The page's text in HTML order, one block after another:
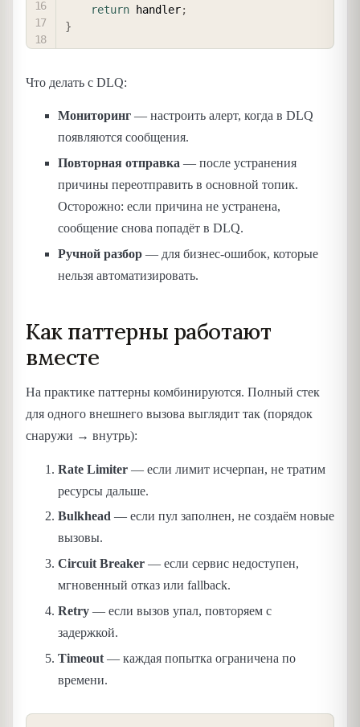
return handler;
}
Что делать с DLQ:
Мониторинг — настроить алерт, когда в DLQ
появляются сообщения.
Повторная отправка — после устранения
причины переотправить в основной топик.
Осторожно: если причина не устранена,
сообщение снова попадёт в DLQ.
Ручной разбор — для бизнес-ошибок, которые
нельзя автоматизировать.
Как паттерны работают
вместе
На практике паттерны комбинируются. Полный стек
для одного внешнего вызова выглядит так (порядок
снаружи → внутрь):
Rate Limiter — если лимит исчерпан, не тратим
ресурсы дальше.
Bulkhead — если пул заполнен, не создаём новые
вызовы.
Circuit Breaker — если сервис недоступен,
мгновенный отказ или fallback.
Retry — если вызов упал, повторяем с
задержкой.
Timeout — каждая попытка ограничена по
времени.